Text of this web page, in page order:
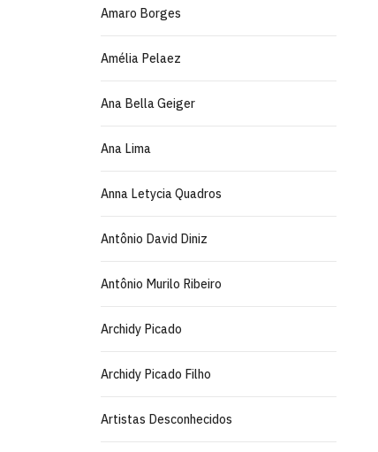
Amaro Borges
Amélia Pelaez
Ana Bella Geiger
Ana Lima
Anna Letycia Quadros
Antônio David Diniz
Antônio Murilo Ribeiro
Archidy Picado
Archidy Picado Filho
Artistas Desconhecidos